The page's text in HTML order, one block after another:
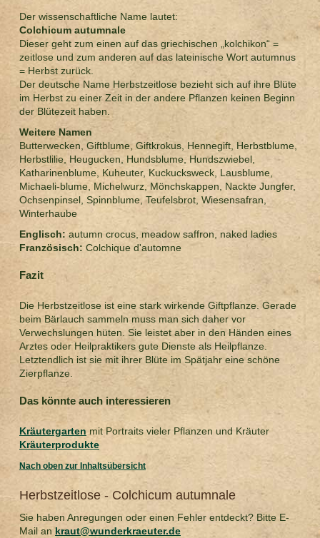
Der wissenschaftliche Name lautet:
Colchicum autumnale
Dieser geht zum einen auf das griechischen „kolchikon“ =
zeitlose und zum anderen auf das lateinische Wort autumnus
= Herbst zurück.
Der deutsche Name Herbstzeitlose bezieht sich auf ihre Blüte
im Herbst zu einer Zeit in der andere Pflanzen keinen Beginn
der Blütezeit haben.
Weitere Namen
Butterwecken, Giftblume, Giftkrokus, Hennegift, Herbstblume,
Herbstlilie, Heugucken, Hundsblume, Hundszwiebel,
Katharinenblume, Kuheuter, Kuckucksweck, Lausblume,
Michaeli-blume, Michelwurz, Mönchskappen, Nackte Jungfer,
Ochsenpinsel, Spinnblume, Teufelsbrot, Wiesensafran,
Winterhaube
Englisch: autumn crocus, meadow saffron, naked ladies
Französisch: Colchique d'automne
Fazit
Die Herbstzeitlose ist eine stark wirkende Giftpflanze. Gerade
beim Bärlauch sammeln muss man sich daher vor
Verwechslungen hüten. Sie leistet aber in den Händen eines
Arztes oder Heilpraktikers gute Dienste als Heilpflanze.
Letztendlich ist sie mit ihrer Blüte im Spätjahr eine schöne
Zierpflanze.
Das könnte auch interessieren
Kräutergarten mit Portraits vieler Pflanzen und Kräuter
Kräuterprodukte
Nach oben zur Inhaltsübersicht
Herbstzeitlose - Colchicum autumnale
Sie haben Anregungen oder einen Fehler entdeckt? Bitte E-
Mail ankraut@wunderkraeuter.de